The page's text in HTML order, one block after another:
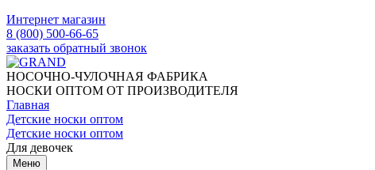
Интернет магазин
8 (800) 500-66-65
заказать обратный звонок
НОСОЧНО-ЧУЛОЧНАЯ ФАБРИКА
НОСКИ ОПТОМ ОТ ПРОИЗВОДИТЕЛЯ
Главная
Детские носки оптом
Детские носки оптом
Для девочек
Меню